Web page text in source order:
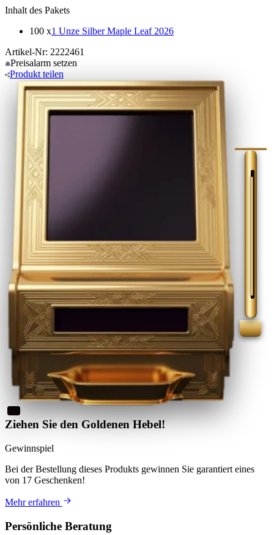
Inhalt des Pakets
100 x1 Unze Silber Maple Leaf 2026
Artikel-Nr: 2222461
Preisalarm setzen
Produkt teilen
Ziehen Sie den Goldenen Hebel!
Gewinnspiel
Bei der Bestellung dieses Produkts gewinnen Sie garantiert eines
von 17 Geschenken!
Mehr erfahren
Persönliche Beratung